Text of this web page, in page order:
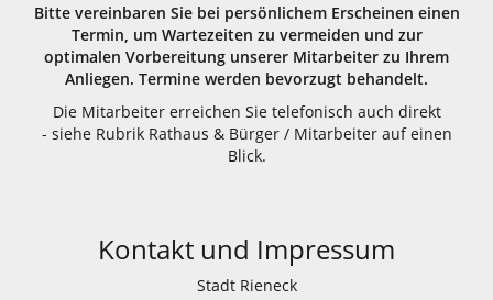
Bitte vereinbaren Sie bei persönlichem Erscheinen einen
Termin, um Wartezeiten zu vermeiden und zur
optimalen Vorbereitung unserer Mitarbeiter zu Ihrem
Anliegen. Termine werden bevorzugt behandelt.
Die Mitarbeiter erreichen Sie telefonisch auch direkt
- siehe Rubrik Rathaus & Bürger / Mitarbeiter auf einen
Blick.
Kontakt und Impressum
Stadt Rieneck